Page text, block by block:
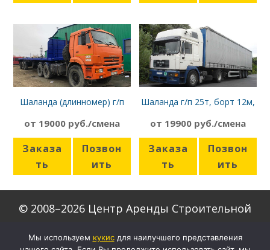
Шаланда (длинномер) г/п
44108
от 19000 руб./смена
Заказа
ть
Позвон
ить
Шаланда г/п 25т, борт 12м,
от 19900 руб./смена
Заказа
ть
Позвон
ить
© 2008–2026 Центр Аренды Строительной
Мы используем кукиcдля наилучшего представления